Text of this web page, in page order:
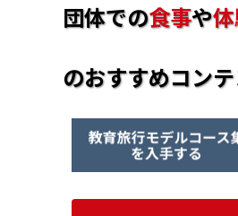
団体での食事や
のおすすめコン